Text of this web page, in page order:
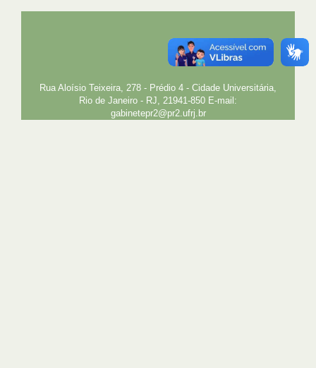
PLANEJAMENTO E DESENVOLVIMENTO
PESSOAL
GESTÃO E GOVERNANÇA
PREFEITURA
SIGA
SIBI
Rua Aloísio Teixeira, 278 - Prédio 4 - Cidade Universitária,
Rio de Janeiro - RJ, 21941-850 E-mail:
gabinetepr2@pr2.ufrj.br